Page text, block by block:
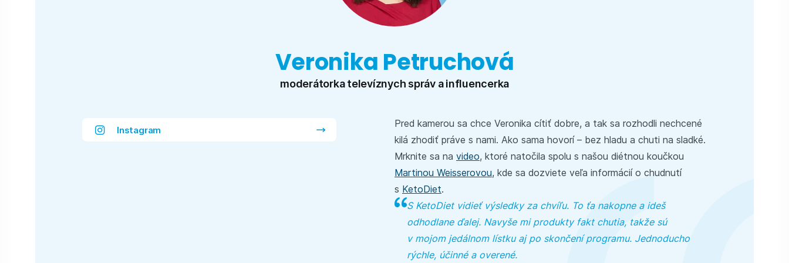
Veronika Petruchová
moderátorka televíznych správ a influencerka
Instagram
Pred kamerou sa chce Veronika cítiť dobre, a tak sa rozhodli nechcené
kilá zhodiť práve s nami. Ako sama hovorí – bez hladu a chuti na sladké.
Mrknite sa na video, ktoré natočila spolu s našou diétnou koučkou
Martinou Weisserovou, kde sa dozviete veľa informácií o chudnutí
s KetoDiet.
S KetoDiet vidieť výsledky za chvíľu. To ťa nakopne a ideš
odhodlane ďalej. Navyše mi produkty fakt chutia, takže sú
v mojom jedálnom lístku aj po skončení programu. Jednoducho
rýchle, účinné a overené.